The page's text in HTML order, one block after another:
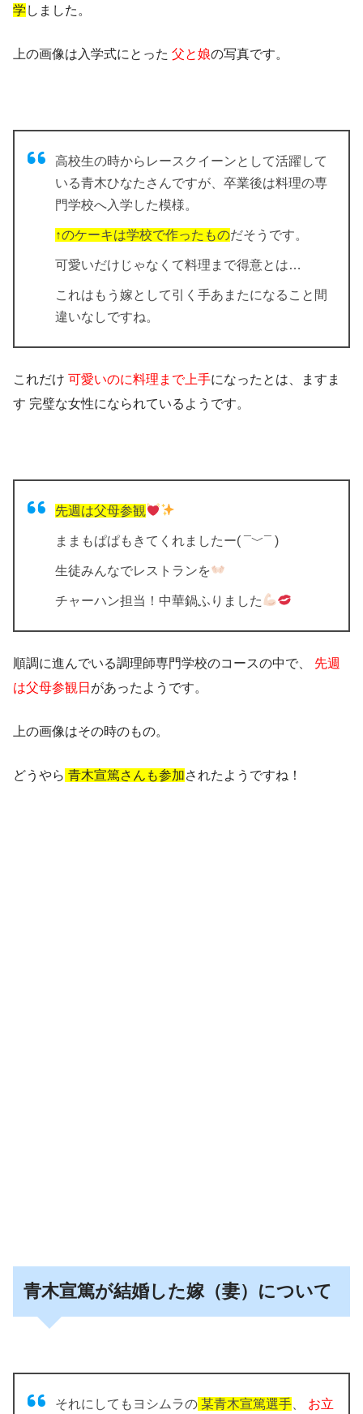
学 しました。
上の画像は入学式にとった 父と娘の写真です。
高校生の時からレースクイーンとして活躍して
いる青木ひなたさんですが、卒業後は料理の専
門学校へ入学した模様。
↑のケーキは学校で作ったものだそうです。
可愛いだけじゃなくて料理まで得意とは…
これはもう嫁として引く手あまたになること間
違いなしですね。
これだけ 可愛いのに料理まで上手になったとは、ますま
す 完璧な女性になられているようです。
先週は父母参観
ままもぱぱもきてくれましたー( ¯﹀¯ )
生徒みんなでレストランを
チャーハン担当！中華鍋ふりました
順調に進んでいる調理師専門学校のコースの中で、
先週
は父母参観日 があったようです。
上の画像はその時のもの。
どうやら 青木宣篤さんも参加されたようですね！
青木宣篤が結婚した嫁（妻）について
それにしてもヨシムラの 某青木宣篤選手
お立